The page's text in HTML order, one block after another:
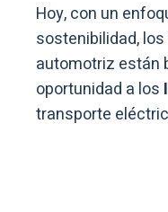
Hoy, con un
sostenibilidad,
automotriz están
oportunidad a los
transporte